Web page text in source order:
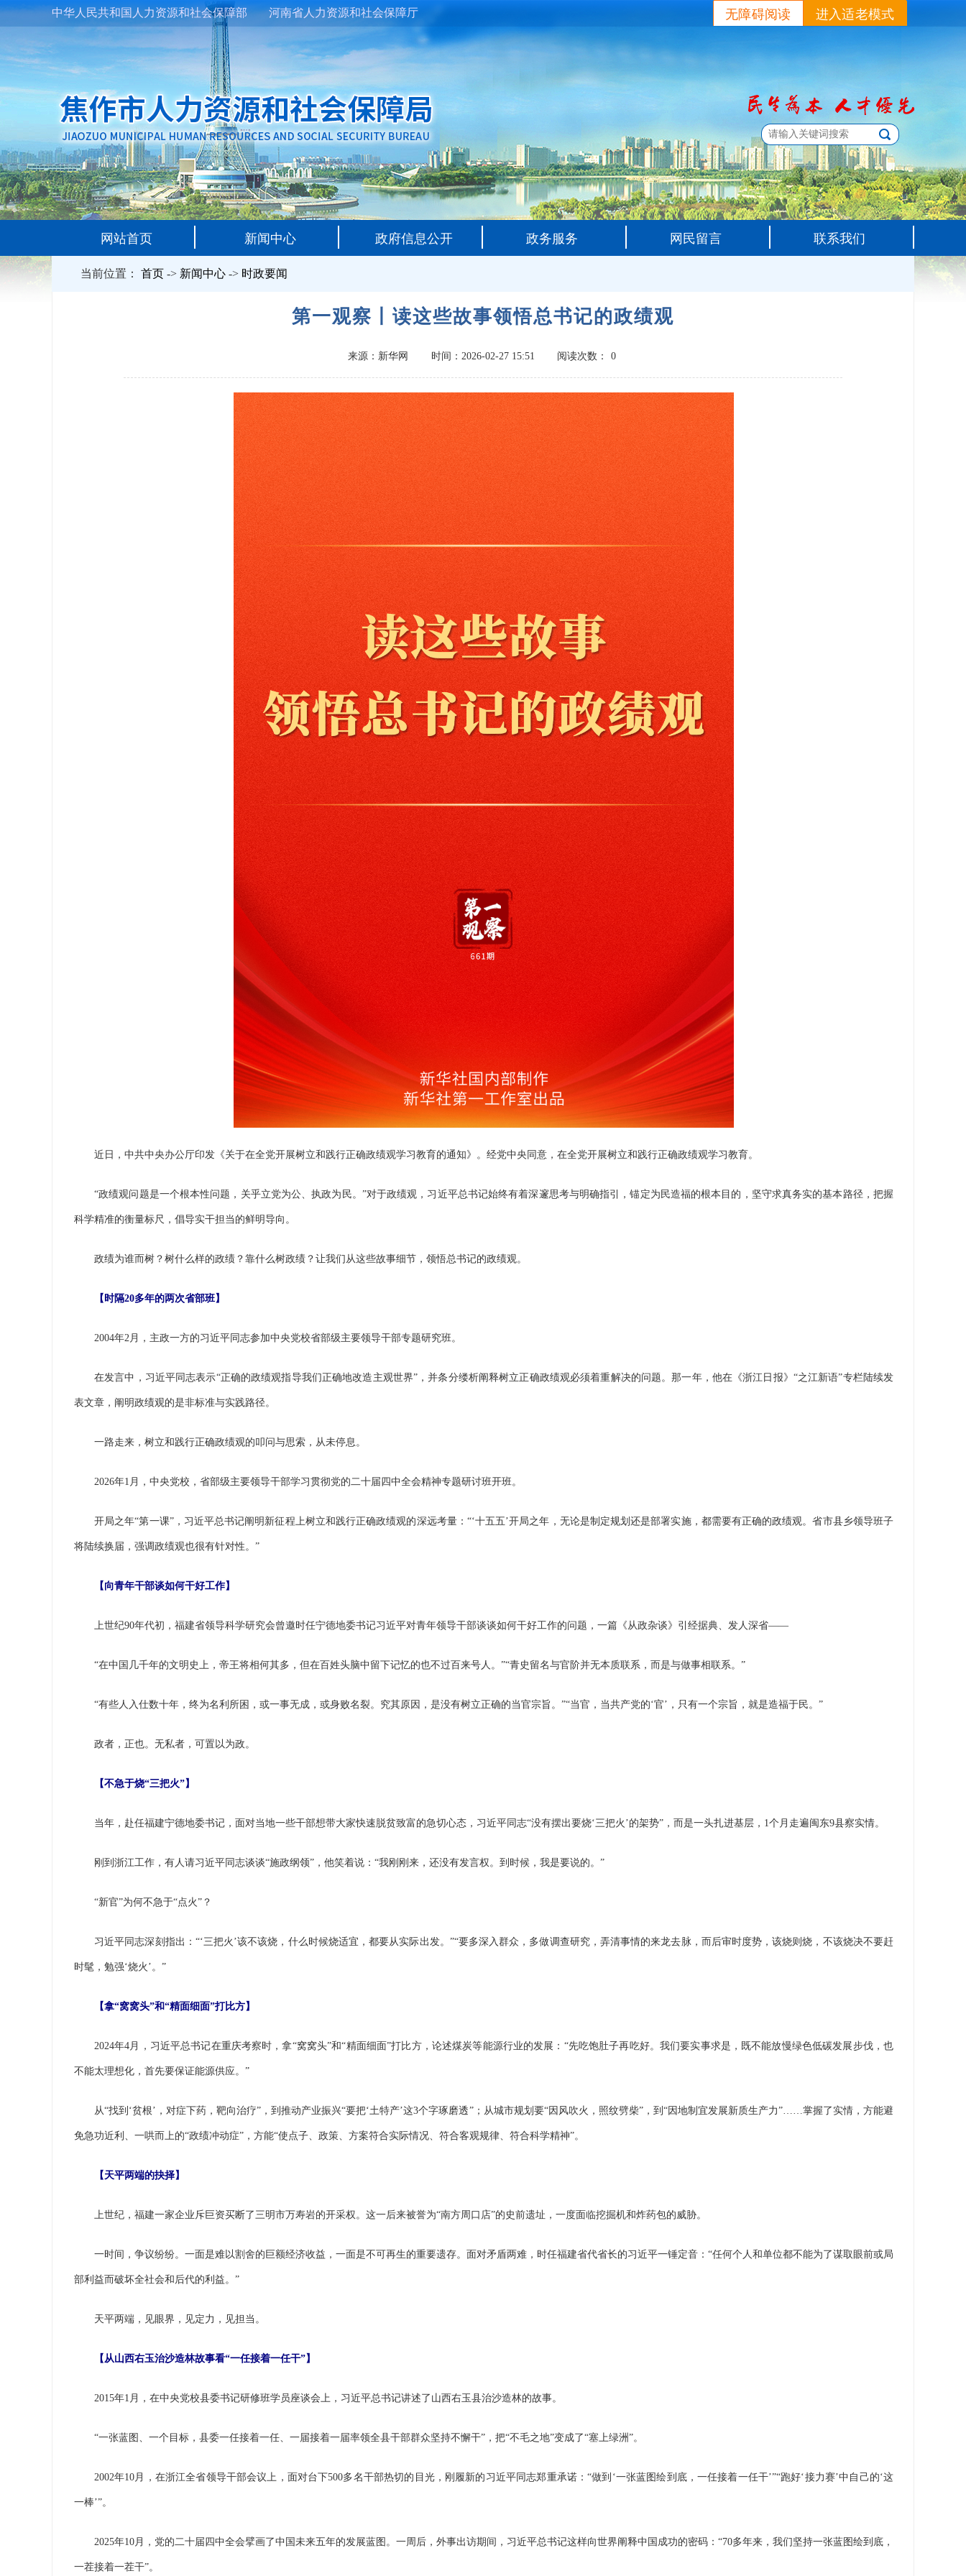
中华人民共和国人力资源和社会保障部 河南省人力资源和社会保障厅 无障碍阅读 进入适老模式
网站首页 新闻中心 政府信息公开 政务服务 网民留言 联系我们
当前位置： 首页 -> 新闻中心 -> 时政要闻
第一观察丨读这些故事领悟总书记的政绩观
来源：新华网 时间：2026-02-27 15:51 阅读次数： 0
近日，中共中央办公厅印发《关于在全党开展树立和践行正确政绩观学习教育的通知》。经党中央同意，在全党开展树立和践行正确政绩观学习教育。
“政绩观问题是一个根本性问题，关乎立党为公、执政为民。”对于政绩观，习近平总书记始终有着深邃思考与明确指引，锚定为民造福的根本目的，坚守求真务实的基本路径，把握
科学精准的衡量标尺，倡导实干担当的鲜明导向。
政绩为谁而树？树什么样的政绩？靠什么树政绩？让我们从这些故事细节，领悟总书记的政绩观。
【时隔20多年的两次省部班】
2004年2月，主政一方的习近平同志参加中央党校省部级主要领导干部专题研究班。
在发言中，习近平同志表示“正确的政绩观指导我们正确地改造主观世界”，并条分缕析阐释树立正确政绩观必须着重解决的问题。那一年，他在《浙江日报》“之江新语”专栏陆续发
表文章，阐明政绩观的是非标准与实践路径。
一路走来，树立和践行正确政绩观的叩问与思索，从未停息。
2026年1月，中央党校，省部级主要领导干部学习贯彻党的二十届四中全会精神专题研讨班开班。
开局之年“第一课”，习近平总书记阐明新征程上树立和践行正确政绩观的深远考量：“‘十五五’开局之年，无论是制定规划还是部署实施，都需要有正确的政绩观。省市县乡领导班子
将陆续换届，强调政绩观也很有针对性。”
【向青年干部谈如何干好工作】
上世纪90年代初，福建省领导科学研究会曾邀时任宁德地委书记习近平对青年领导干部谈谈如何干好工作的问题，一篇《从政杂谈》引经据典、发人深省——
“在中国几千年的文明史上，帝王将相何其多，但在百姓头脑中留下记忆的也不过百来号人。”“青史留名与官阶并无本质联系，而是与做事相联系。”
“有些人入仕数十年，终为名利所困，或一事无成，或身败名裂。究其原因，是没有树立正确的当官宗旨。”“当官，当共产党的‘官’，只有一个宗旨，就是造福于民。”
政者，正也。无私者，可置以为政。
【不急于烧“三把火”】
当年，赴任福建宁德地委书记，面对当地一些干部想带大家快速脱贫致富的急切心态，习近平同志“没有摆出要烧‘三把火’的架势”，而是一头扎进基层，1个月走遍闽东9县察实情。
刚到浙江工作，有人请习近平同志谈谈“施政纲领”，他笑着说：“我刚刚来，还没有发言权。到时候，我是要说的。”
“新官”为何不急于“点火”？
习近平同志深刻指出：“‘三把火’该不该烧，什么时候烧适宜，都要从实际出发。”“要多深入群众，多做调查研究，弄清事情的来龙去脉，而后审时度势，该烧则烧，不该烧决不要赶
时髦，勉强‘烧火’。”
【拿“窝窝头”和“精面细面”打比方】
2024年4月，习近平总书记在重庆考察时，拿“窝窝头”和“精面细面”打比方，论述煤炭等能源行业的发展：“先吃饱肚子再吃好。我们要实事求是，既不能放慢绿色低碳发展步伐，也
不能太理想化，首先要保证能源供应。”
从“找到‘贫根’，对症下药，靶向治疗”，到推动产业振兴“要把‘土特产’这3个字琢磨透”；从城市规划要“因风吹火，照纹劈柴”，到“因地制宜发展新质生产力”……掌握了实情，方能避
免急功近利、一哄而上的“政绩冲动症”，方能“使点子、政策、方案符合实际情况、符合客观规律、符合科学精神”。
【天平两端的抉择】
上世纪，福建一家企业斥巨资买断了三明市万寿岩的开采权。这一后来被誉为“南方周口店”的史前遗址，一度面临挖掘机和炸药包的威胁。
一时间，争议纷纷。一面是难以割舍的巨额经济收益，一面是不可再生的重要遗存。面对矛盾两难，时任福建省代省长的习近平一锤定音：“任何个人和单位都不能为了谋取眼前或局
部利益而破坏全社会和后代的利益。”
天平两端，见眼界，见定力，见担当。
【从山西右玉治沙造林故事看“一任接着一任干”】
2015年1月，在中央党校县委书记研修班学员座谈会上，习近平总书记讲述了山西右玉县治沙造林的故事。
“一张蓝图、一个目标，县委一任接着一任、一届接着一届率领全县干部群众坚持不懈干”，把“不毛之地”变成了“塞上绿洲”。
2002年10月，在浙江全省领导干部会议上，面对台下500多名干部热切的目光，刚履新的习近平同志郑重承诺：“做到‘一张蓝图绘到底，一任接着一任干’”“跑好‘接力赛’中自己的‘这
一棒’”。
2025年10月，党的二十届四中全会擘画了中国未来五年的发展蓝图。一周后，外事出访期间，习近平总书记这样向世界阐释中国成功的密码：“70多年来，我们坚持一张蓝图绘到底，
一茬接着一茬干”。